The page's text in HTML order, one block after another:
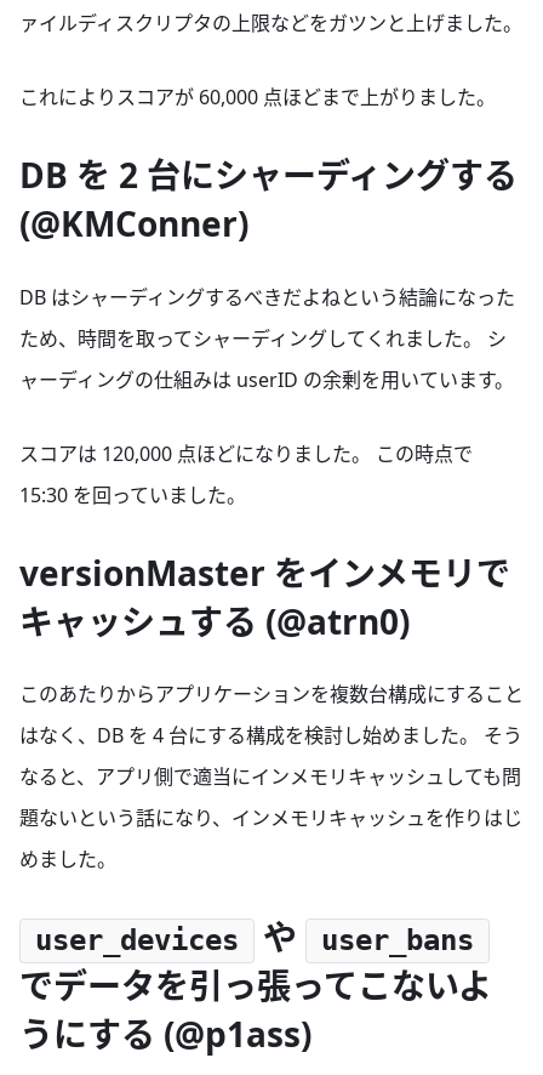
ァイルディスクリプタの上限などをガツンと上げました。
これによりスコアが 60,000 点ほどまで上がりました。
DB を 2 台にシャーディングする
(@KMConner)
DB はシャーディングするべきだよねという結論になった
ため、時間を取ってシャーディングしてくれました。 シ
ャーディングの仕組みは userID の余剰を用いています。
スコアは 120,000 点ほどになりました。 この時点で
15:30 を回っていました。
versionMaster をインメモリで
キャッシュする (@atrn0)
このあたりからアプリケーションを複数台構成にすること
はなく、DB を 4 台にする構成を検討し始めました。 そう
なると、アプリ側で適当にインメモリキャッシュしても問
題ないという話になり、インメモリキャッシュを作りはじ
めました。
user_devices や user_bans
でデータを引っ張ってこないよ
うにする (@p1ass)